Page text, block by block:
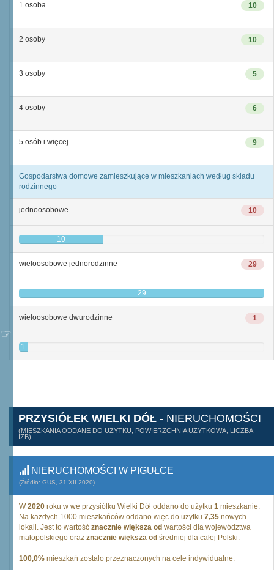
10
1 osoba
10
2 osoby
5
3 osoby
6
4 osoby
9
5 osób i więcej
Gospodarstwa domowe zamieszkujące w mieszkaniach według składu
rodzinnego
10
jednoosobowe
10
29
wieloosobowe jednorodzinne
29
1
wieloosobowe dwurodzinne
1
PRZYSIÓŁEK WIELKI DÓŁ - NIERUCHOMOŚCI
(MIESZKANIA ODDANE DO UŻYTKU, POWIERZCHNIA UŻYTKOWA, LICZBA
IZB)
NIERUCHOMOŚCI W PIGUŁCE
(Źródło: GUS, 31.XII.2020)
W2020 roku w we przysiółku Wielki Dół oddano do użytku 1 mieszkanie.
Na każdych 1000 mieszkańców oddano więc do użytku 7,35 nowych
lokali. Jest to wartość znacznie większa od wartości dla województwa
małopolskiego oraz znacznie większa od średniej dla całej Polski.
100,0% mieszkań zostało przeznaczonych na cele indywidualne.